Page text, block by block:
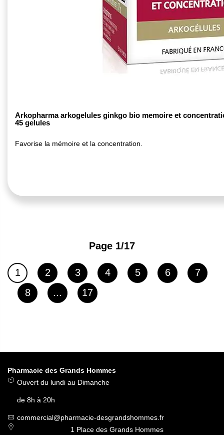
Arkopharma arkogelules ginkgo bio memoire et
45 gelules
Favorise la mémoire et la concentration.
Page 1/17
Page
Vous lisez actuellement la page
1 Page
2 Page
3 Page
4 Page
5 Page
6 Page
7
Page
8 ... Page
17
Pharmacie des Grands Hommes
Ouvert du lundi au Dimanche
de 8h à 20h
commercial@pharmacie-desgrandshommes.fr
1 Place des Grands Hommes